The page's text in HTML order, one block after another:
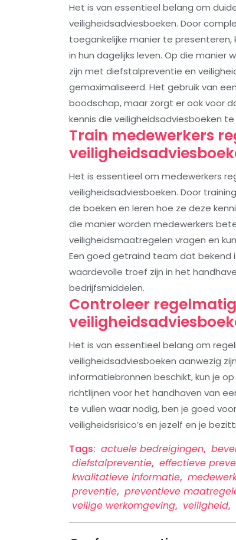
Het is van essentieel belang om
veiligheidsadviesboeken. Door
toegankelijke manier te
in hun dagelijks leven. Op die
zijn met diefstalpreventie en
gemaximaliseerd. Het gebruik van
boodschap, maar zorgt er ook voor
kennis die veiligheidsadviesboeken
Train medewerkers
Het is essentieel om medewerkers
veiligheidsadviesboeken. Door
de boeken en leren hoe ze deze
die manier worden medewerkers
veiligheidsmaatregelen vragen en
Een goed getraind team dat bekend
waardevolle troef zijn in het
bedrijfsmiddelen.
Controleer
Het is van essentieel belang om
veiligheidsadviesboeken aanwezig
informatiebronnen beschikt, kun je
richtlijnen voor het handhaven van
te vullen waar nodig, ben je goed
veiligheidsrisico’s en jezelf en je
Tags: actuele bedreigingen,
diefstalpreventie, effectieve
kwalitatieve informatie,
preventie, preventieve
veilige werkomgeving, veiligheid,